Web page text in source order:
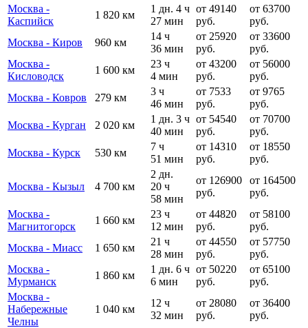
Москва -
Каспийск
1 820 км
1 дн. 4 ч
27 мин
от 49140
руб.
от 63700
руб.
Москва - Киров
960 км
14 ч
36 мин
от 25920
руб.
от 33600
руб.
Москва -
Кисловодск
1 600 км
23 ч
4 мин
от 43200
руб.
от 56000
руб.
Москва - Ковров
279 км
3 ч
46 мин
от 7533
руб.
от 9765
руб.
Москва - Курган
2 020 км
1 дн. 3 ч
40 мин
от 54540
руб.
от 70700
руб.
Москва - Курск
530 км
7 ч
51 мин
от 14310
руб.
от 18550
руб.
Москва - Кызыл 4 700 км
2 дн.
20 ч
58 мин
от 126900
руб.
от 164500
руб.
Москва -
Магнитогорск
1 660 км
23 ч
12 мин
от 44820
руб.
от 58100
руб.
Москва - Миасс
1 650 км
21 ч
28 мин
от 44550
руб.
от 57750
руб.
Москва -
Мурманск
1 860 км
1 дн. 6 ч
6 мин
от 50220
руб.
от 65100
руб.
Москва -
Набережные
Челны
1 040 км
12 ч
32 мин
от 28080
руб.
от 36400
руб.